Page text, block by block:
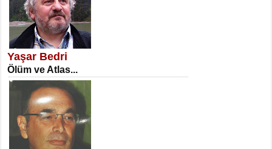
NECLA DİLEK ARSLAN
Öğretmenler Günü Mahkemesi...
İSA KARATEPE
Yaşar Bedri
Ölüm ve Atlas...